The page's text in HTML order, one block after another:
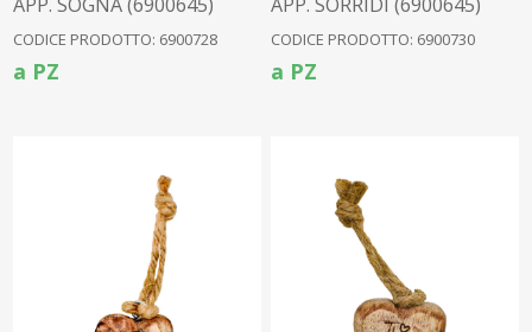
CODICE PRODOTTO: 6900728
a PZ
CODICE PRODOTTO: 6900730
a PZ